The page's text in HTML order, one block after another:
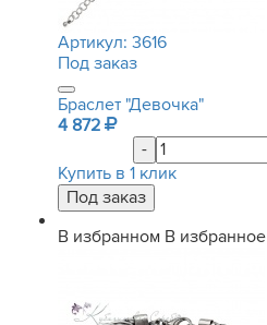
Артикул: 3616
Под заказ
Браслет "Девочка"
4 872
-
Купить в 1 клик
В избранном В избранное